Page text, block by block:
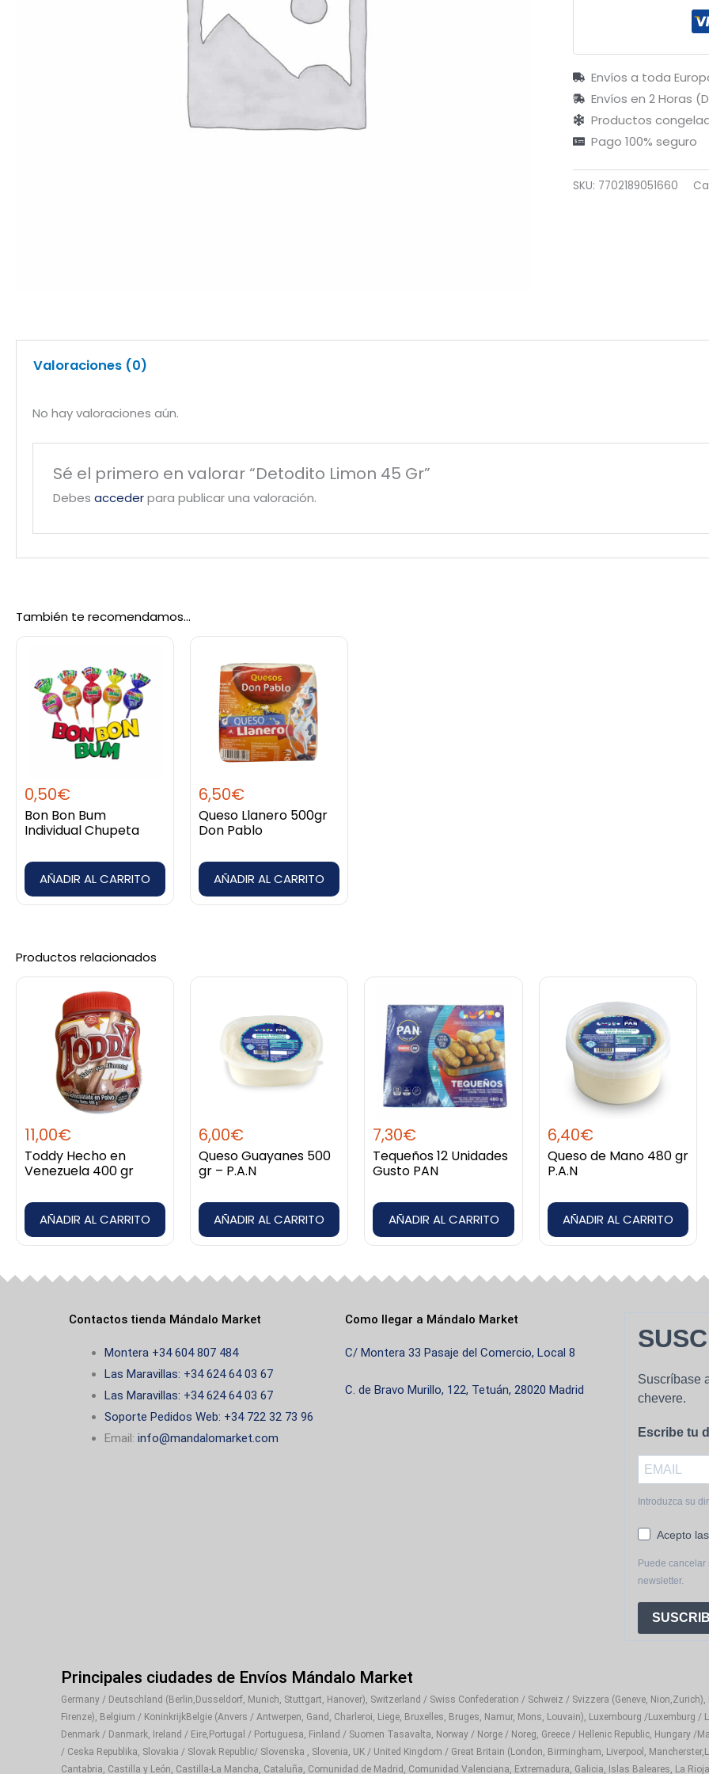
Envíos a toda
Envíos en 2 Horas
Productos
Pago 100% seguro
SKU: 7702189051660
Valoraciones (0)
No hay valoraciones aún.
Sé el primero en valorar “Detodito Limon 45 Gr”
Debes accederpara publicar una valoración.
También te recomendamos…
0,50€
Bon Bon Bum
Individual Chupeta
AÑADIR AL CARRITO
6,50€
Queso Llanero 500gr
Don Pablo
AÑADIR AL CARRITO
Productos relacionados
11,00€
Toddy Hecho en
Venezuela 400 gr
AÑADIR AL CARRITO
6,00€
Queso Guayanes 500
gr – P.A.N
AÑADIR AL CARRITO
7,30€
Tequeños 12 Unidades
Gusto PAN
AÑADIR AL CARRITO
6,40€
Queso de Mano 480 gr
P.A.N
AÑADIR AL CARRITO
Contactos tienda Mándalo Market
Montera +34 604 807 484
Las Maravillas: +34 624 64 03 67
Las Maravillas: +34 624 64 03 67
Soporte Pedidos Web: +34 722 32 73 96
Email:info@mandalomarket.com
Como llegar a Mándalo Market
C/ Montera 33 Pasaje del Comercio, Local 8
C. de Bravo Murillo, 122, Tetuán, 28020 Madrid
Suscríbase
chevere.
Escribe tu
Introduzca su
Acepto
Puede
newsletter.
Principales ciudades de Envíos Mándalo Market
Germany / Deutschland (Berlin,Dusseldorf, Munich, Stuttgart, Hanover), Switzerland / Swiss Confederation / Schweiz / Svizzera (Geneve,
Firenze), Belgium / KoninkrijkBelgie (Anvers / Antwerpen, Gand, Charleroi, Liege, Bruxelles, Bruges, Namur, Mons, Louvain), Luxembourg /Luxemburg
Denmark / Danmark, Ireland / Eire,Portugal / Portuguesa, Finland / Suomen Tasavalta, Norway / Norge / Noreg, Greece / Hellenic Republic, Hungary /
/ Ceska Republika, Slovakia / Slovak Republic/ Slovenska , Slovenia, UK / United Kingdom / Great Britain (London, Birmingham, Liverpool,
Cantabria, Castilla y León, Castilla-La Mancha, Cataluña, Comunidad de Madrid, Comunidad Valenciana, Extremadura, Galicia, Islas Baleares, La